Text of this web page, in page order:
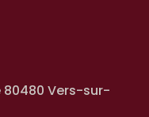
80480 Vers-sur-